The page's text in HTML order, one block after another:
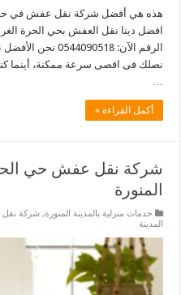
هذه هي أفضل شركة نقل عفش في حي
افضل دينا نقل العفش بحي الحرة
الرقم الآن:
أكمل القراءة »
شركة نقل عفش حي
المنورة
خدمات منزلية بالمدينة المنورة,شركة نقل
المدينة